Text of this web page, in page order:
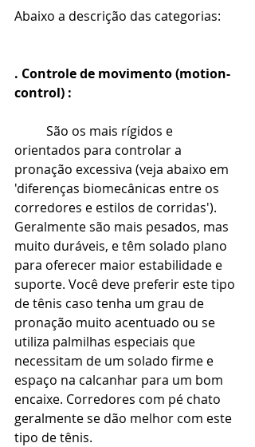
Abaixo a descrição das categorias:
. Controle de movimento (motion-
control) :
São os mais rígidos e
orientados para controlar a
pronação excessiva (veja abaixo em
'diferenças biomecânicas entre os
corredores e estilos de corridas').
Geralmente são mais pesados, mas
muito duráveis, e têm solado plano
para oferecer maior estabilidade e
suporte. Você deve preferir este tipo
de tênis caso tenha um grau de
pronação muito acentuado ou se
utiliza palmilhas especiais que
necessitam de um solado firme e
espaço na calcanhar para um bom
encaixe. Corredores com pé chato
geralmente se dão melhor com este
tipo de tênis.